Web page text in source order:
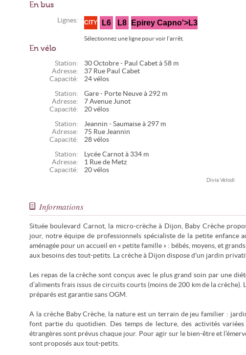
En bus
Lignes: CITY L6 L8 Epirey Capno'>L3
Sélectionnez une ligne pour voir l'arrêt.
En vélo
Station:
30 Octobre - Paul Cabet à 58 m
Adresse:
37 Rue Paul Cabet
Capacité:
24 vélos
Station:
Gare - Porte Neuve à 292 m
Adresse:
7 Avenue Junot
Capacité:
20 vélos
Station:
Jeannin - Saumaise à 297 m
Adresse:
75 Rue Jeannin
Capacité:
28 vélos
Station:
Lycée Carnot à 334 m
Adresse:
1 Rue de Metz
Capacité:
20 vélos
Divia Velodi
Informations
Située boulevard Carnot, la micro-crèche à Dijon, Baby Crèche
jour, notre équipe de professionnels spécialiste de la petite enfance
aménagée pour un accueil en « petite famille » : bébés, moyens, et
aux besoins des tout-petits. La crèche à Dijon dispose d'un jardin
Les repas de la crèche sont conçus avec le plus grand soin par une
d’aliments frais issus de circuits courts (moins de 200 km de la
préparés est garantie sans OGM.
A la crèche Baby Crèche, la nature est un terrain de jeu familier :
font partie du quotidien. Des temps de lecture, des activités
étrangères sont prévus chaque jour. Pour agir sur le bien-être et
sont proposés aux tout-petits.